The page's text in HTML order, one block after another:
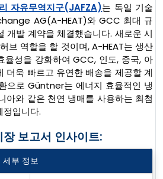
자유무역지구(JAFZA)는 독일 기술
AG(A-HEAT)와 GCC 최대 규
개발 계약을 체결했습니다. 새로운 시
브 역할을 할 것이며, A-HEAT는 생산
율성을 강화하여 GCC, 인도, 중국, 아
더욱 빠르고 유연한 배송을 제공할 계
으로 Güntner는 에너지 효율적인 냉
아와 같은 천연 냉매를 사용하는 최첨
정입니다.
보고서 인사이트:
세부 정보